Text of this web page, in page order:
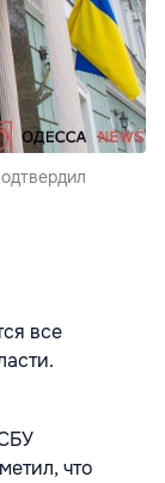
все
что